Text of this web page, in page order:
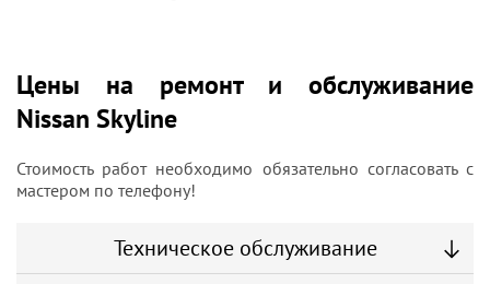
Цены на ремонт и обслуживание
Nissan Skyline
Стоимость работ необходимо обязательно согласовать с
мастером по телефону!
Техническое обслуживание